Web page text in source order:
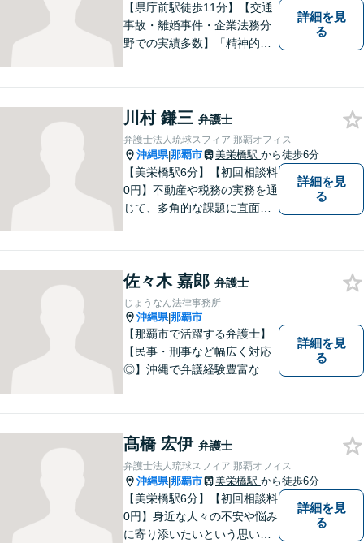
【県庁前駅徒歩11分】【交通
事故・離婚事件・企業法務分
野での実績多数】「精神的な
ですので、お気軽にご相談く
ださい。個々に応じた解決策
をご提案します。
詳細を見
る
川村 鎌三 弁護士
弁護士法人琉球スフィア 那覇オフィス
沖縄県|那覇市 美栄橋駅 から徒歩6分
【美栄橋駅6分】【初回相談料
0円】不動産や税務の実務を通
じて、多角的な課題に直面す
た。 複雑な問題を一つの窓口
で解決できる存在を目指し、
日々研鑽を重ねています。
詳細を見
る
佐々木 嘉郎 弁護士
じょうなん法律事務所
沖縄県|那覇市
【那覇市で活躍する弁護士】
【民事・刑事など幅広く対応
◎】沖縄で弁護経験豊富な弁
尽力します！皆様のご希望を
丁寧にお聞きします。【牧志
駅・安里駅から徒歩圏】
詳細を見
る
髙橋 宏伊 弁護士
弁護士法人琉球スフィア 那覇オフィス
沖縄県|那覇市 美栄橋駅 から徒歩6分
【美栄橋駅6分】【初回相談料
0円】身近な人々の不安や悩み
に寄り添いたいという思いか
詳細を見
る